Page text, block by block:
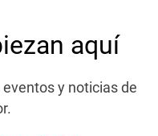
aquí
y noticias de